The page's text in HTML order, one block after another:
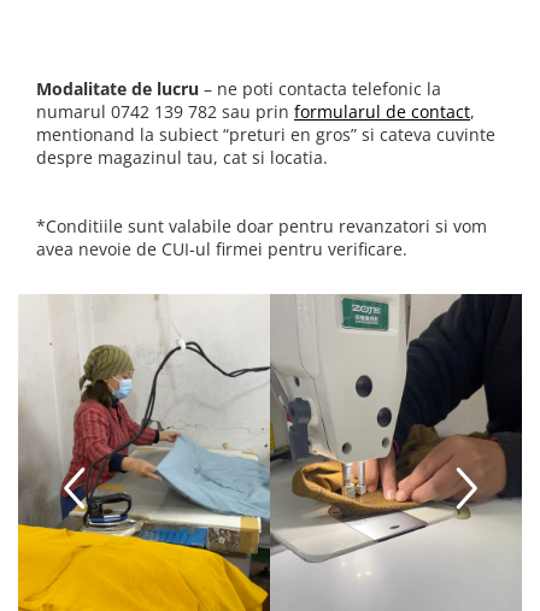
Modalitate de lucru – ne poti contacta telefonic la
numarul 0742 139 782 sau prin formularul de contact,
mentionand la subiect “preturi en gros” si cateva cuvinte
despre magazinul tau, cat si locatia.
*Conditiile sunt valabile doar pentru revanzatori si vom
avea nevoie de CUI-ul firmei pentru verificare.